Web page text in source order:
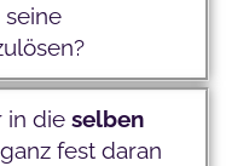
in die selben
fest daran